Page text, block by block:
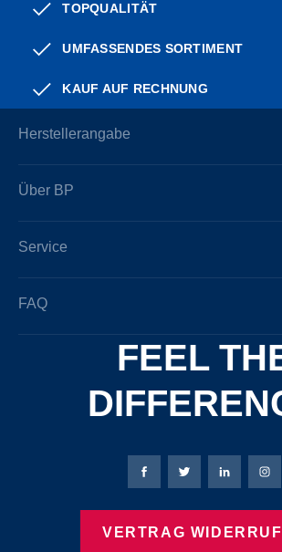
TOPQUALITÄT
UMFASSENDES SORTIMENT
KAUF AUF RECHNUNG
Herstellerangabe
Über BP
Service
FAQ
FEEL
Bierbaum-Proenen
Bierbaum-
VERTRAG